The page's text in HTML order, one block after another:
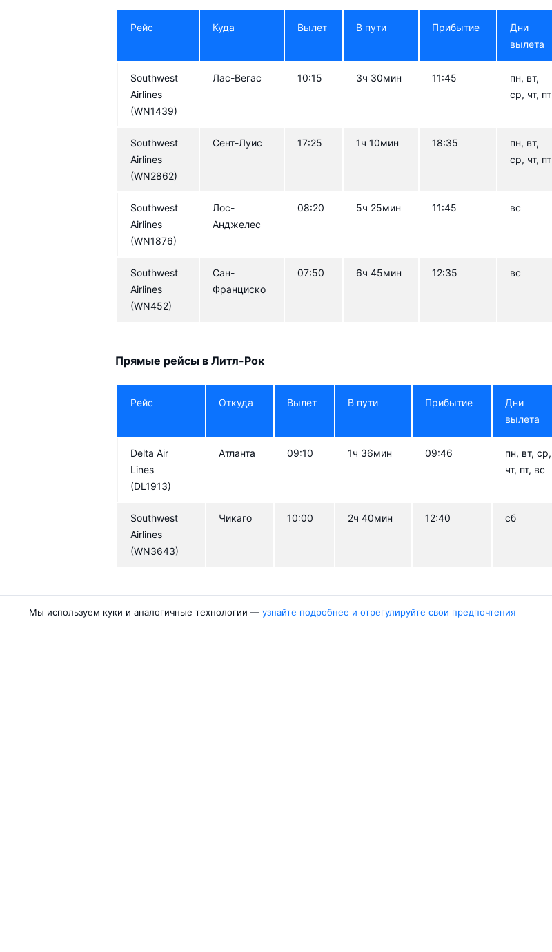
Рейс Куда Вылет В пути Прибытие
Дни
вылета
Southwest
Airlines
(WN1439)
Лас-Вегас 10:15 3ч 30мин 11:45
пн, вт,
ср, чт, пт
Southwest
Airlines
(WN2862)
Сент-Луис 17:25 1ч 10мин 18:35
пн, вт,
ср, чт, пт
Southwest
Airlines
(WN1876)
Лос-
Анджелес
08:20 5ч 25мин 11:45 вс
Southwest
Airlines
(WN452)
Сан-
Франциско
07:50 6ч 45мин 12:35 вс
Прямые рейсы в Литл-Рок
Рейс Откуда Вылет В пути Прибытие
Дни
вылета
Delta Air
Lines
(DL1913)
Атланта 09:10 1ч 36мин 09:46
пн, вт, ср,
чт, пт, вс
Southwest
Airlines
(WN3643)
Чикаго 10:00 2ч 40мин 12:40 сб
Мы используем куки и аналогичные технологии — узнайте подробнее и отрегулируйте свои предпочтения